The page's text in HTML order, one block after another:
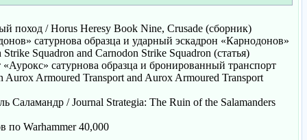
поход / Horus Heresy Book Nine, Crusade (сборник)
сатурнова образца и ударный эскадрон «Карнодонов»
Squadron and Carnodon Strike Squadron (статья)
сатурнова образца и бронированный транспорт
Aurox Armoured Transport and Aurox Armoured Transport
Саламандр / Journal Strategia: The Ruin of the Salamanders
по Warhammer 40,000